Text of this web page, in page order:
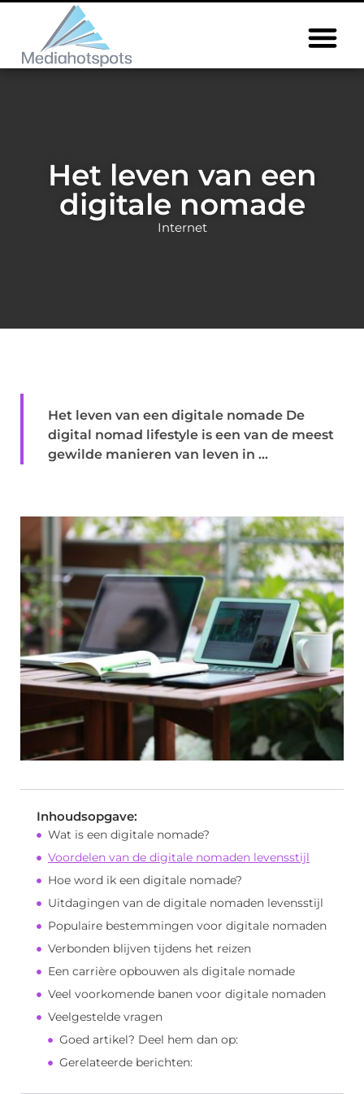
Het leven van een
digitale nomade
Internet
Het leven van een digitale nomade De
digital nomad lifestyle is een van de meest
gewilde manieren van leven in ...
Inhoudsopgave:
Wat is een digitale nomade?
Voordelen van de digitale nomaden levensstijl
Hoe word ik een digitale nomade?
Uitdagingen van de digitale nomaden levensstijl
Populaire bestemmingen voor digitale nomaden
Verbonden blijven tijdens het reizen
Een carrière opbouwen als digitale nomade
Veel voorkomende banen voor digitale nomaden
Veelgestelde vragen
Goed artikel? Deel hem dan op:
Gerelateerde berichten: